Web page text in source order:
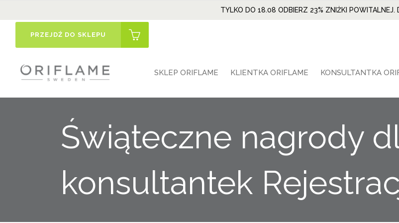
TYLKO DO 18.08 ODBIERZ 23% ZNIŻKI POWITALNEJ.
PRZEJDŹ DO SKLEPU
SKLEP ORIFLAME KLIENTKA ORIFLAME KONSULTANTKA
Świąteczne nagrody
konsultantek